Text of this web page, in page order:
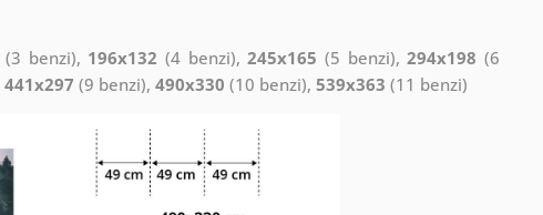
(3 benzi), 196x132 (4 benzi),245x165 (5 benzi),294x198 (6
441x297 (9 benzi), 490x330 (10 benzi), 539x363 (11 benzi)